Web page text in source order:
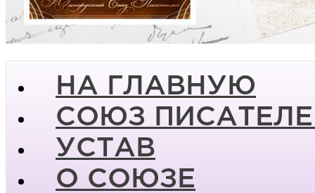
НА ГЛАВНУЮ
СОЮЗ
УСТАВ
О СОЮЗЕ